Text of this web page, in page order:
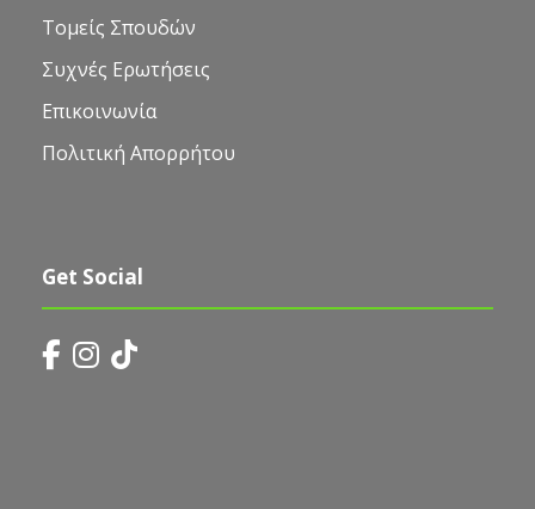
Τομείς Σπουδών
Συχνές Ερωτήσεις
Επικοινωνία
Πολιτική Απορρήτου
Get Social